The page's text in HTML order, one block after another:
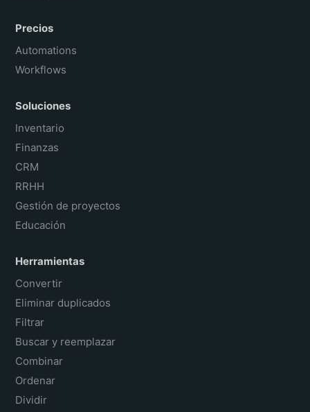
Precios
Automations
Workflows
Soluciones
Inventario
Finanzas
CRM
RRHH
Gestión de proyectos
Educación
Herramientas
Convertir
Eliminar duplicados
Filtrar
Buscar y reemplazar
Combinar
Ordenar
Dividir